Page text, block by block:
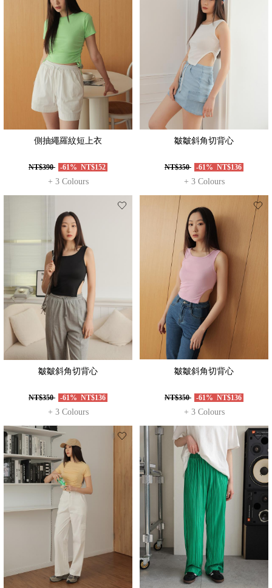
側抽繩羅紋短上衣
NT$390 -61% NT$152
+ 3 Colours
皺皺斜角切背心
NT$350 -61% NT$136
+ 3 Colours
皺皺斜角切背心
NT$350 -61% NT$136
+ 3 Colours
皺皺斜角切背心
NT$350 -61% NT$136
+ 3 Colours